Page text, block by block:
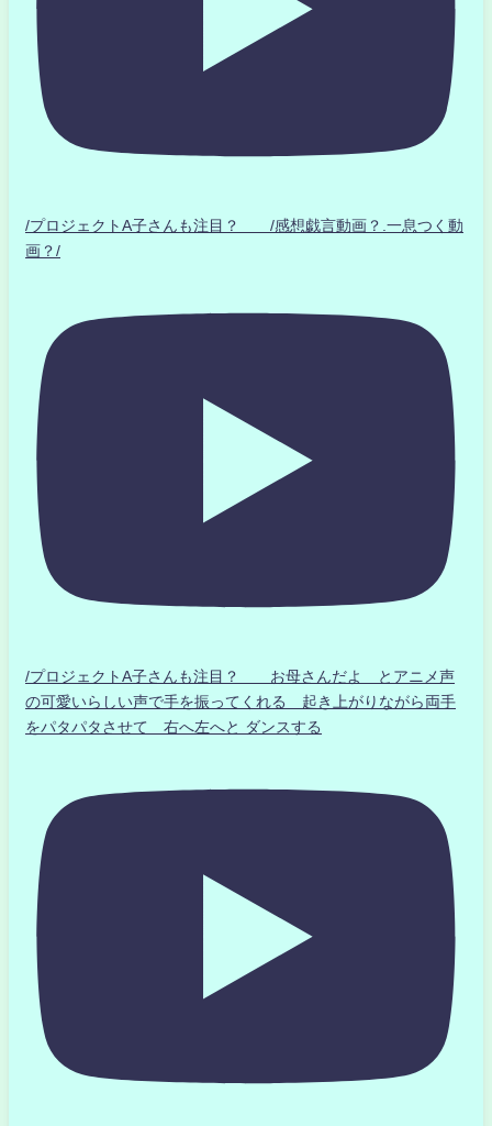
/プロジェクトA子さんも注目？ /感想戯言動画？.一息つく動
画？/
/プロジェクトA子さんも注目？ お母さんだよ とアニメ声
の可愛いらしい声で手を振ってくれる 起き上がりながら両手
をパタパタさせて 右へ左へと ダンスする